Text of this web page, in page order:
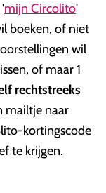
'mijn Circolito'
boeken, of niet
wil
of maar 1
rechtstreeks
mailtje naar
kortingscode
te krijgen.